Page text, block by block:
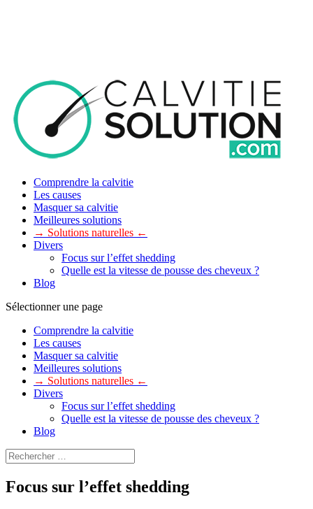
Comprendre la calvitie
Les causes
Masquer sa calvitie
Meilleures solutions
→ Solutions naturelles ←
Divers
Focus sur l’effet shedding
Quelle est la vitesse de pousse des cheveux ?
Blog
Sélectionner une page
Comprendre la calvitie
Les causes
Masquer sa calvitie
Meilleures solutions
→ Solutions naturelles ←
Divers
Focus sur l’effet shedding
Quelle est la vitesse de pousse des cheveux ?
Blog
Focus sur l’effet shedding